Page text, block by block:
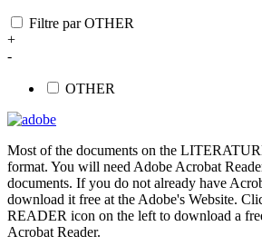
Filtre par OTHER
+
-
OTHER
Most of the documents on the
format. You will need Adobe Acrobat
documents. If you do not already have
download it free at the Adobe's Website.
READER icon on the left to download a
Acrobat Reader.